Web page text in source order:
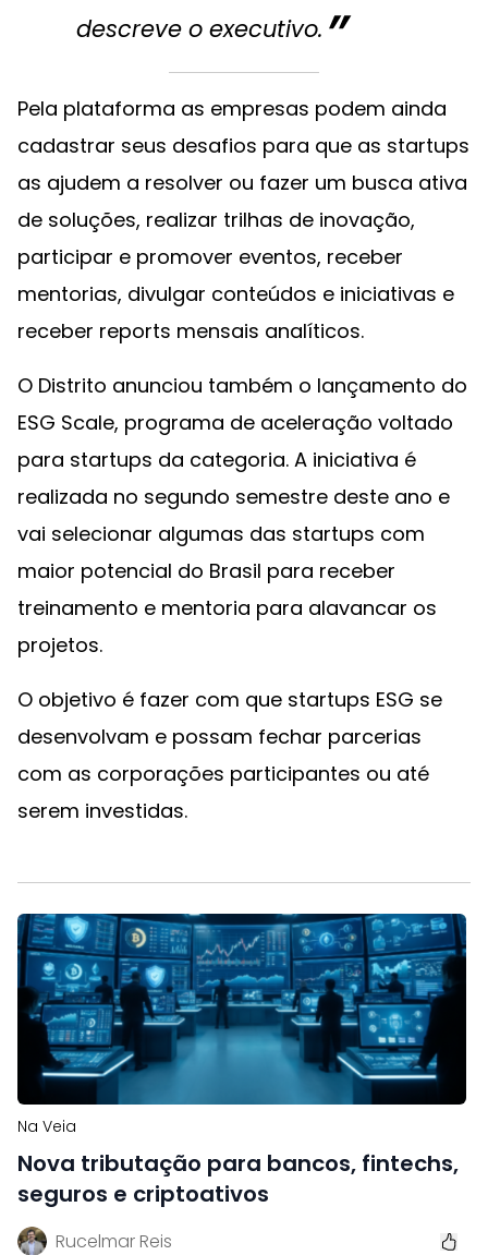
descreve o executivo.
Pela plataforma as empresas podem ainda
cadastrar seus desafios para que as startups
as ajudem a resolver ou fazer um busca ativa
de soluções, realizar trilhas de inovação,
participar e promover eventos, receber
mentorias, divulgar conteúdos e iniciativas e
receber reports mensais analíticos.
O Distrito anunciou também o lançamento do
ESG Scale, programa de aceleração voltado
para startups da categoria. A iniciativa é
realizada no segundo semestre deste ano e
vai selecionar algumas das startups com
maior potencial do Brasil para receber
treinamento e mentoria para alavancar os
projetos.
O objetivo é fazer com que startups ESG se
desenvolvam e possam fechar parcerias
com as corporações participantes ou até
serem investidas.
Na Veia
Nova tributação para bancos, fintechs,
seguros e criptoativos
Rucelmar Reis